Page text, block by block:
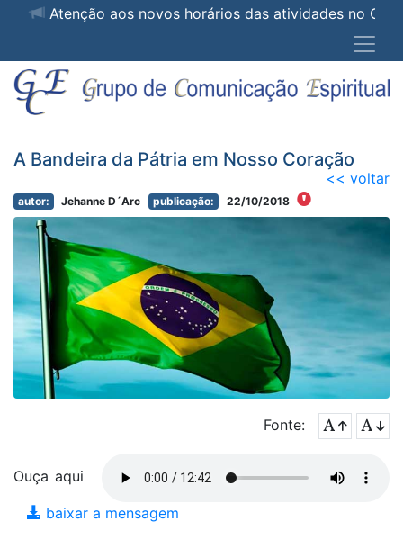
Atenção aos novos horários das atividades no
A Bandeira da Pátria em Nosso Coração
<< voltar
autor: Jehanne D´Arc publicação: 22/10/2018
Fonte:
Ouça aqui
baixar a mensagem